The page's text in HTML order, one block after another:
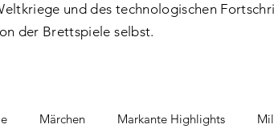
und des technologischen
der Brettspiele selbst.
Märchen Markante Highlights